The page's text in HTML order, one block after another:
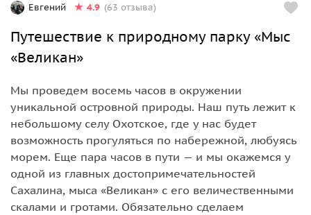
Евгений 4.9 (63 отзыва)
Путешествие к природному парку «Мыс
«Великан»
Мы проведем восемь часов в окружении
уникальной островной природы. Наш путь лежит к
небольшому селу Охотское, где у нас будет
возможность прогуляться по набережной, любуясь
морем. Еще пара часов в пути — и мы окажемся у
одной из главных достопримечательностей
Сахалина, мыса «Великан» с его величественными
скалами и гротами. Обязательно сделаем